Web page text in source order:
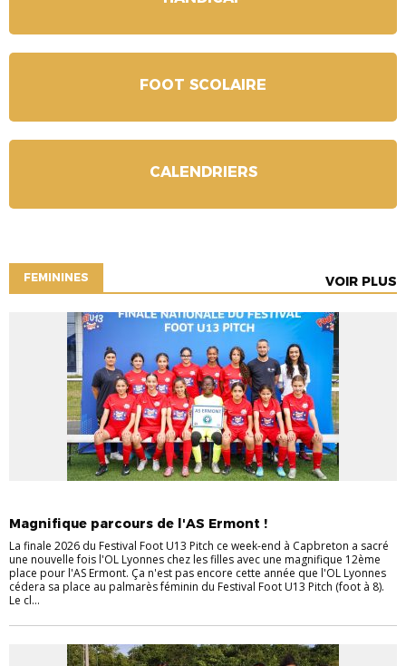
FOOT SCOLAIRE
CALENDRIERS
FEMININES VOIR PLUS
Magnifique parcours de l'AS Ermont !
La finale 2026 du Festival Foot U13 Pitch ce week-end à Capbreton a sacré
une nouvelle fois l'OL Lyonnes chez les filles avec une magnifique 12ème
place pour l'AS Ermont. Ça n'est pas encore cette année que l'OL Lyonnes
cédera sa place au palmarès féminin du Festival Foot U13 Pitch (foot à 8).
Le cl...